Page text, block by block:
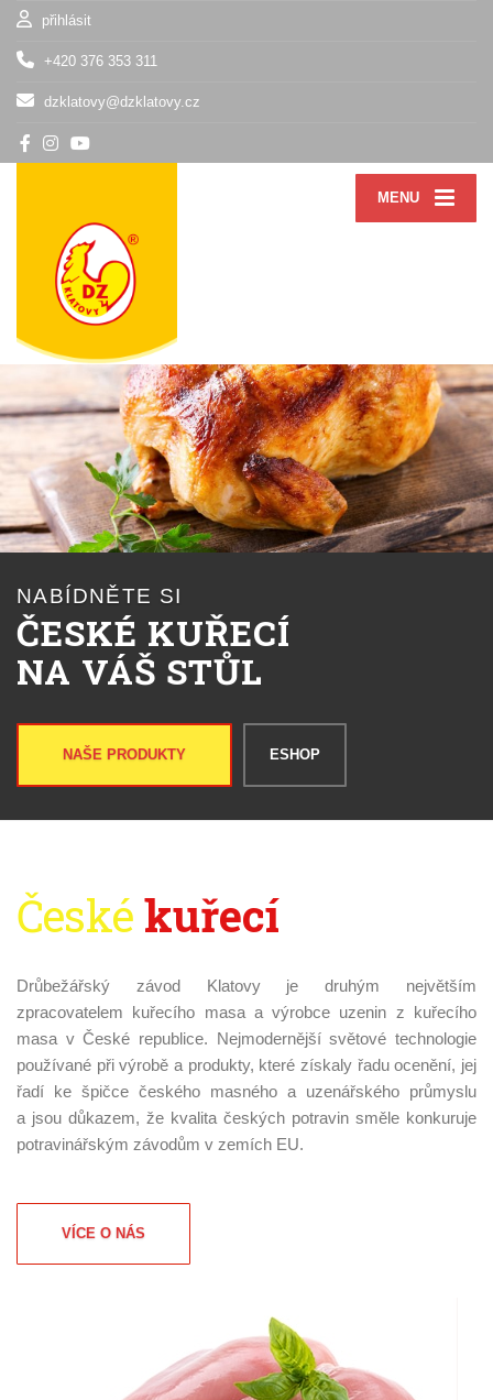
přihlásit
+420 376 353 311
dzklatovy@dzklatovy.cz
MENU
NABÍDNĚTE SI
ČESKÉ KUŘECÍ
NA VÁŠ STŮL
NAŠE PRODUKTY ESHOP
Českékuřecí
Drůbežářský závod Klatovy je druhým největším
zpracovatelem kuřecího masa a výrobce uzenin z kuřecího
masa v České republice. Nejmodernější světové technologie
používané při výrobě a produkty, které získaly řadu ocenění, jej
řadí ke špičce českého masného a uzenářského průmyslu
a jsou důkazem, že kvalita českých potravin směle konkuruje
potravinářským závodům v zemích EU.
VÍCE O NÁS